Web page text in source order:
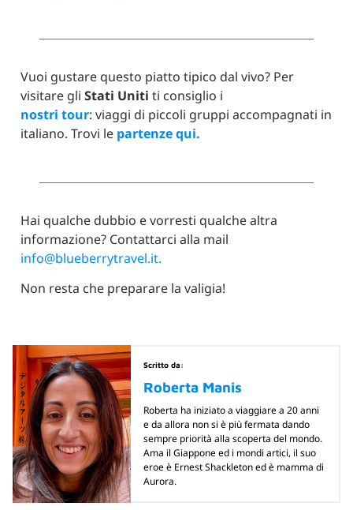
Vuoi gustare questo piatto tipico dal vivo? Per
visitare gli Stati Uniti ti consiglio i
nostri tour: viaggi di piccoli gruppi accompagnati in
italiano. Trovi le partenze qui.
Hai qualche dubbio e vorresti qualche altra
informazione? Contattarci alla mail
info@blueberrytravel.it.
Non resta che preparare la valigia!
Scritto da:
Roberta Manis
Roberta ha iniziato a viaggiare a 20 anni
e da allora non si è più fermata dando
sempre priorità alla scoperta del mondo.
Ama il Giappone ed i mondi artici, il suo
eroe è Ernest Shackleton ed è mamma di
Aurora.